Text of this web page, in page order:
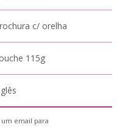
c/ orelha
115g
email para